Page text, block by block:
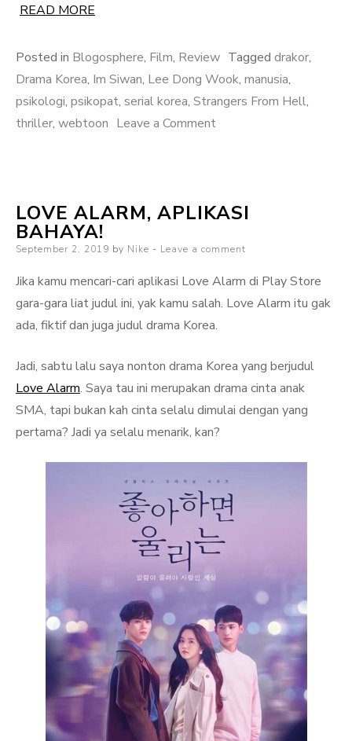
READ MORE
Posted in Blogosphere, Film, Review Tagged drakor,
Drama Korea, Im Siwan, Lee Dong Wook, manusia,
psikologi, psikopat, serial korea, Strangers From Hell,
thriller, webtoon Leave a Commenton
Manusia
Strangers
From
Hell
LOVE ALARM, APLIKASI
BAHAYA!
Posted
September 2, 2019 by Nike Leave a comment
Jika kamu mencari-cari aplikasi Love Alarm di Play Store
gara-gara liat judul ini, yak kamu salah. Love Alarm itu gak
ada, fiktif dan juga judul drama Korea.
Jadi, sabtu lalu saya nonton drama Korea yang berjudul
Love Alarm. Saya tau ini merupakan drama cinta anak
SMA, tapi bukan kah cinta selalu dimulai dengan yang
pertama? Jadi ya selalu menarik, kan?